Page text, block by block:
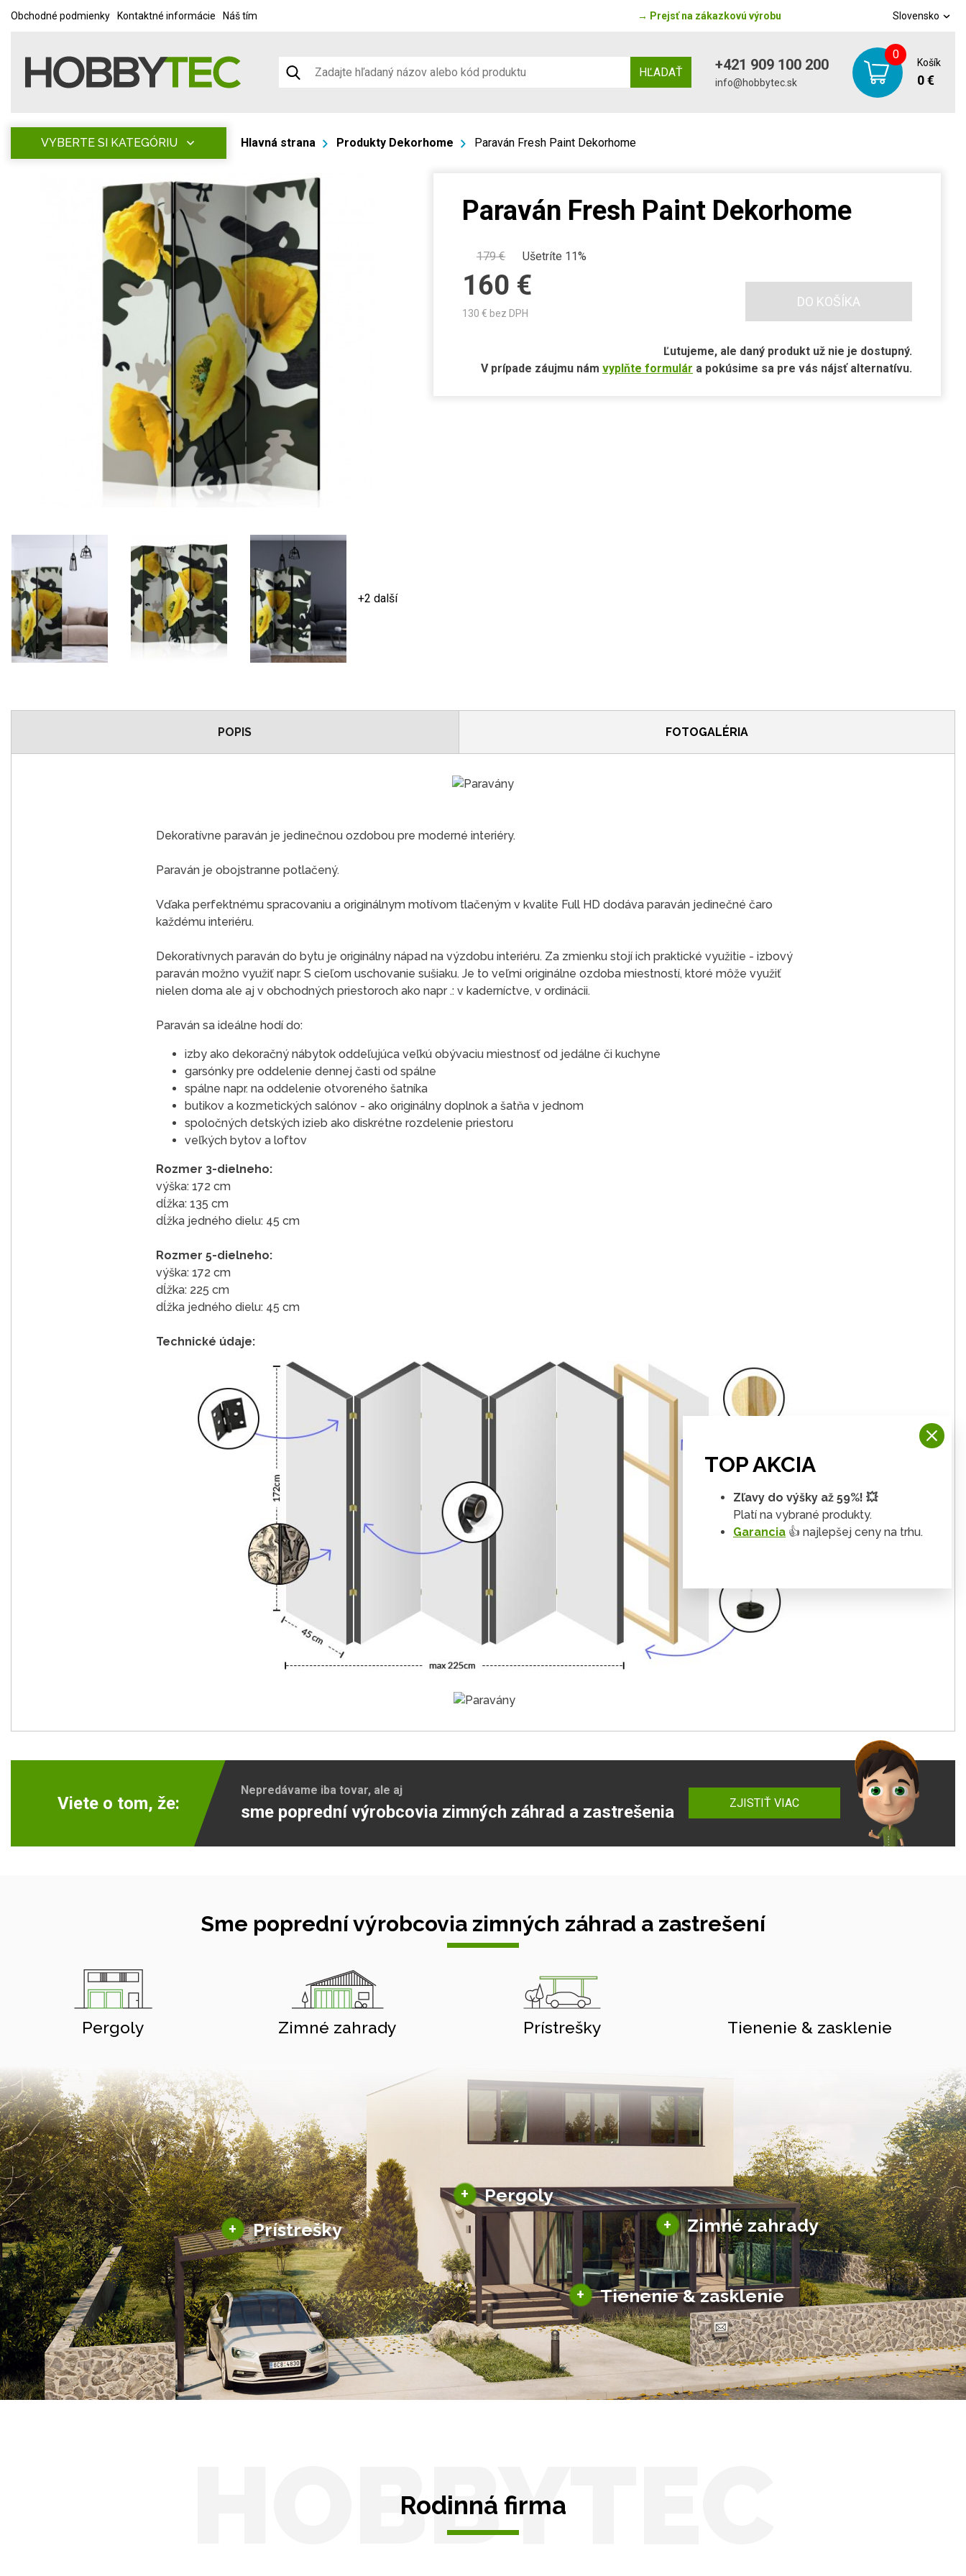
Obchodné podmienky Kontaktné informácie Náš tím → Prejsť na zákazkovú výrobu Slovensko
HĽADAŤ +421 909 100 200
info@hobbytec.sk
0
Košík
0 €
VYBERTE SI KATEGÓRIU Hlavná strana Produkty Dekorhome Paraván Fresh Paint Dekorhome
+2 další
Paraván Fresh Paint Dekorhome
179€ Ušetríte 11%
160 €
130 € bez DPH
DO KOŠÍKA
Ľutujeme, ale daný produkt už nie je dostupný.
V prípade záujmu nám vyplňte formulár a pokúsime sa pre vás nájsť alternatívu.
POPIS FOTOGALÉRIA
Dekoratívne paraván je jedinečnou ozdobou pre moderné interiéry.
Paraván je obojstranne potlačený.
Vďaka perfektnému spracovaniu a originálnym motívom tlačeným v kvalite Full HD dodáva paraván jedinečné čaro
každému interiéru.
Dekoratívnych paraván do bytu je originálny nápad na výzdobu interiéru. Za zmienku stojí ich praktické využitie - izbový
paraván možno využiť napr. S cieľom uschovanie sušiaku. Je to veľmi originálne ozdoba miestností, ktoré môže využiť
nielen doma ale aj v obchodných priestoroch ako napr .: v kaderníctve, v ordinácii.
Paraván sa ideálne hodí do:
izby ako dekoračný nábytok oddeľujúca veľkú obývaciu miestnosť od jedálne či kuchyne
garsónky pre oddelenie dennej časti od spálne
spálne napr. na oddelenie otvoreného šatníka
butikov a kozmetických salónov - ako originálny doplnok a šatňa v jednom
spoločných detských izieb ako diskrétne rozdelenie priestoru
veľkých bytov a loftov
Rozmer 3-dielneho:
výška: 172 cm
dĺžka: 135 cm
dĺžka jedného dielu: 45 cm
Rozmer 5-dielneho:
výška: 172 cm
dĺžka: 225 cm
dĺžka jedného dielu: 45 cm
Technické údaje:
Viete o tom, že:
Nepredávame iba tovar, ale aj
sme poprední výrobcovia zimných záhrad a zastrešenia ZJISTIŤ VIAC
Sme poprední výrobcovia zimných záhrad a zastrešení
Pergoly Zimné zahrady Prístrešky Tienenie & zasklenie
+ Pergoly
Hliníkové pergoly
Bioklimatické pergoly
Altány a zastrešenie
Solárne pergoly
+ Zimné zahrady
Sezónne zimné záhrady
Hliníkové zimné záhrady
Posuvné zimné záhrady
Solárne zimné záhrady
+ Prístrešky
Hliníkové prístrešky
Solárne prístrešky pre auto
+ Tienenie & zasklenie
Tienenie
Zasklenie
HOBBYTEC
Rodinná firma
TOP AKCIA
Zľavy do výšky až 59%! 💥
Platí na vybrané produkty.
Garancia 👍 najlepšej ceny na trhu.